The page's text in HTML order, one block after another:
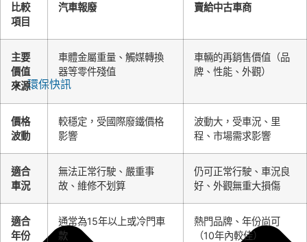
環保快訊
比較
項目
汽車報廢 賣給中古車商
主要
價值
來源
車體金屬重量、觸媒轉換
器等零件殘值
車輛的再銷售價值（品
牌、性能、外觀）
價格
波動
較穩定，受國際廢鐵價格
影響
波動大，受車況、里
程、市場需求影響
適合
車況
無法正常行駛、嚴重事
故、維修不划算
仍可正常行駛、車況良
好、外觀無重大損傷
適合
年份
通常為15年以上或冷門車
款
熱門品牌、年份尚可
（10年內較佳）